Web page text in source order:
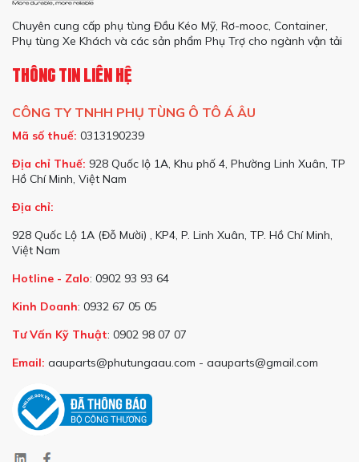
Chuyên cung cấp phụ tùng Đầu Kéo Mỹ, Rơ-mooc, Container,
Phụ tùng Xe Khách và các sản phẩm Phụ Trợ cho ngành vận tải
THÔNG TIN LIÊN HỆ
CÔNG TY TNHH PHỤ TÙNG Ô TÔ Á ÂU
Mã số thuế: 0313190239
Địa chỉ Thuế: 928 Quốc lộ 1A, Khu phố 4, Phường Linh Xuân, TP
Hồ Chí Minh, Việt Nam
Địa chỉ:
928 Quốc Lộ 1A (Đỗ Mười) , KP4, P. Linh Xuân, TP. Hồ Chí Minh,
Việt Nam
Hotline - Zalo: 0902 93 93 64
Kinh Doanh: 0932 67 05 05
Tư Vấn Kỹ Thuật: 0902 98 07 07
Email: aauparts@phutungaau.com - aauparts@gmail.com